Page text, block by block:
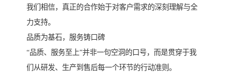
我们相信，真正的合作始于对客户需求的深刻理解与全
力支持。
品质为基石，服务铸口碑
“品质、服务至上”并非一句空洞的口号，而是贯穿于我
们从研发、生产到售后每一个环节的行动准则。